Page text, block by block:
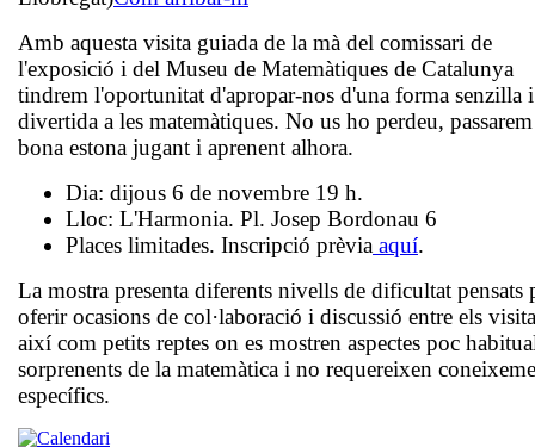
Amb aquesta visita guiada de la mà del comissari de
l'exposició i del Museu de Matemàtiques de Catalunya
tindrem l'oportunitat d'apropar-nos d'una forma senzilla i
divertida a les matemàtiques. No us ho perdeu,
bona estona jugant i aprenent alhora.
Dia: dijous 6 de novembre 19 h.
Lloc: L'Harmonia. Pl. Josep Bordonau 6
Places limitades. Inscripció prèvia aquí.
La mostra presenta diferents nivells de dificultat pensats
oferir ocasions de col·laboració i discussió entre els
així com petits reptes on es mostren aspectes poc
sorprenents de la matemàtica i no requereixen
específics.